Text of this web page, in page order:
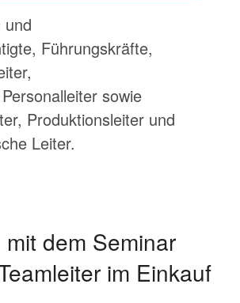
und
Führungskräfte,
sowie
Produktionsleiter und
Leiter.
dem Seminar
im Einkauf